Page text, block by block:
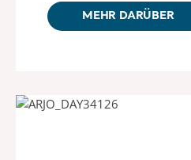
MEHR DARÜBER